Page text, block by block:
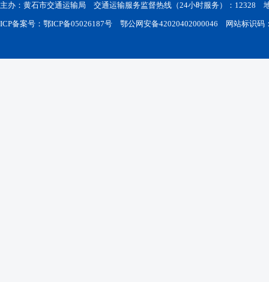
主办：黄石市交通运输局 交通运输服务监督热线（24小时服务）：12328
ICP备案号：鄂ICP备05026187号 鄂公网安备42020402000046 网站标识码